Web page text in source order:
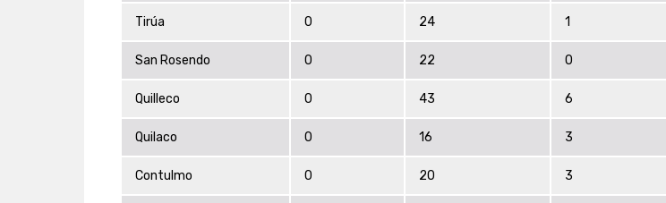
Tirúa 0 24 1
San Rosendo 0 22 0
Quilleco 0 43 6
Quilaco 0 16 3
Contulmo 0 20 3